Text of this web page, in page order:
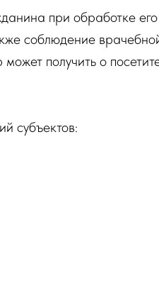
при обработке
соблюдение
получить о
субъектов: